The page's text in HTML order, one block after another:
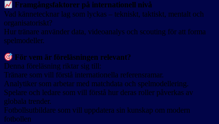
Framgångsfaktorer på internationell nivå
Vad kännetecknar lag som lyckas – tekniskt, taktiskt, mentalt och
organisatoriskt?
Hur tränare använder data, videoanalys och scouting för att forma
spelmodeller.
För vem är föreläsningen relevant?
Denna föreläsning riktar sig till:
Tränare som vill förstå internationella referensramar.
Analytiker som arbetar med matchdata och spelmodellering.
Spelare och ledare som vill förstå hur deras roller påverkas av
globala trender.
Fotbollsutbildare som vill uppdatera sin kunskap om modern
fotbollen